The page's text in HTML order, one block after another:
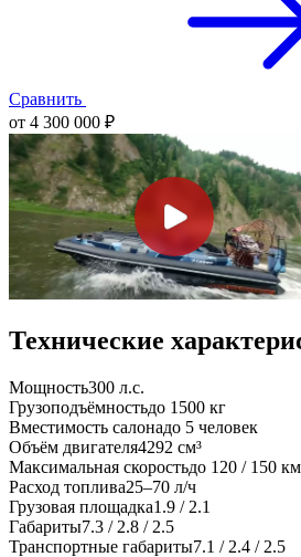
Сравнить
от 4 300 000 ₽
Технические
Мощность300 л.с.
Грузоподъёмностьдо 1500 кг
Вместимость салонадо 5 человек
Объём двигателя4292 см³
Максимальная скоростьдо 120 / 150
Расход топлива25–70 л/ч
Грузовая площадка1.9 / 2.1
Габариты7.3 / 2.8 / 2.5
Транспортные габариты7.1 / 2.4 / 2.5